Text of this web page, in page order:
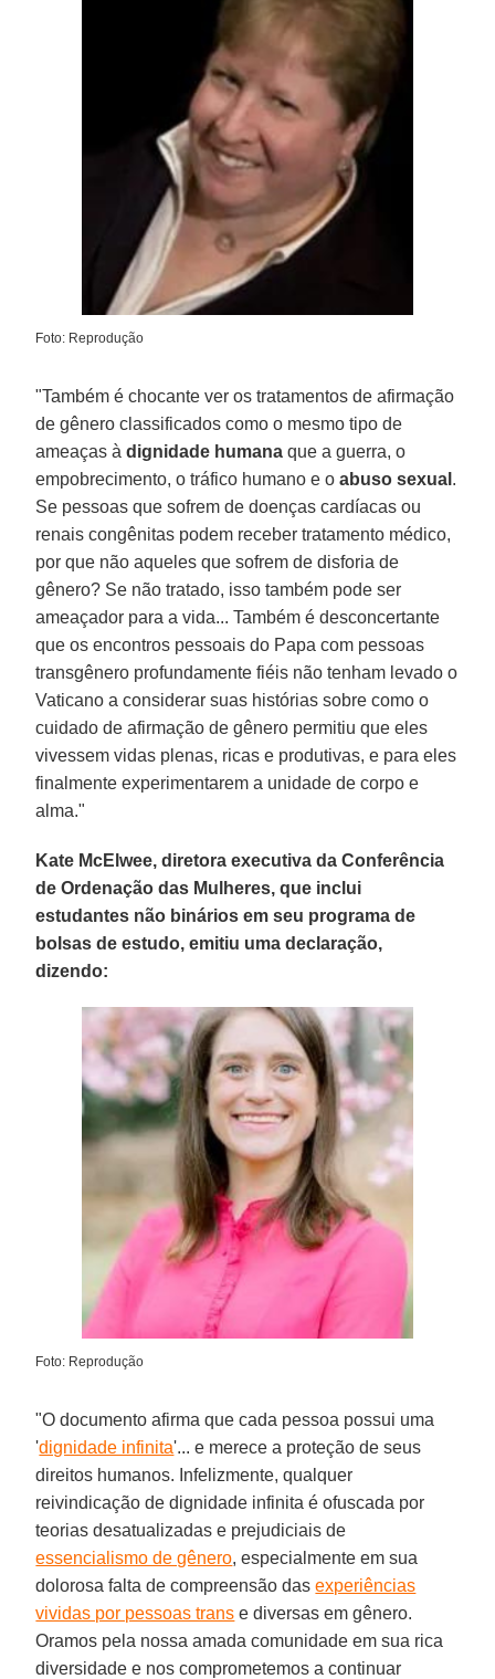
Foto: Reprodução
"Também é chocante ver os tratamentos de afirmação
de gênero classificados como o mesmo tipo de
ameaças àdignidade humana que a guerra, o
empobrecimento, o tráfico humano e oabuso sexual .
Se pessoas que sofrem de doenças cardíacas ou
renais congênitas podem receber tratamento médico,
por que não aqueles que sofrem de disforia de
gênero? Se não tratado, isso também pode ser
ameaçador para a vida... Também é desconcertante
que os encontros pessoais do Papa com pessoas
transgênero profundamente fiéis não tenham levado o
Vaticano a considerar suas histórias sobre como o
cuidado de afirmação de gênero permitiu que eles
vivessem vidas plenas, ricas e produtivas, e para eles
finalmente experimentarem a unidade de corpo e
alma."
Kate McElwee, diretora executiva da Conferência
de Ordenação das Mulheres, que inclui
estudantes não binários em seu programa de
bolsas de estudo, emitiu uma declaração,
dizendo:
Foto: Reprodução
"O documento afirma que cada pessoa possui uma
'dignidade infinita'... e merece a proteção de seus
direitos humanos. Infelizmente, qualquer
reivindicação de dignidade infinita é ofuscada por
teorias desatualizadas e prejudiciais de
essencialismo de gênero, especialmente em sua
dolorosa falta de compreensão dasexperiências
vividas por pessoas trans e diversas em gênero.
Oramos pela nossa amada comunidade em sua rica
diversidade e nos comprometemos a continuar